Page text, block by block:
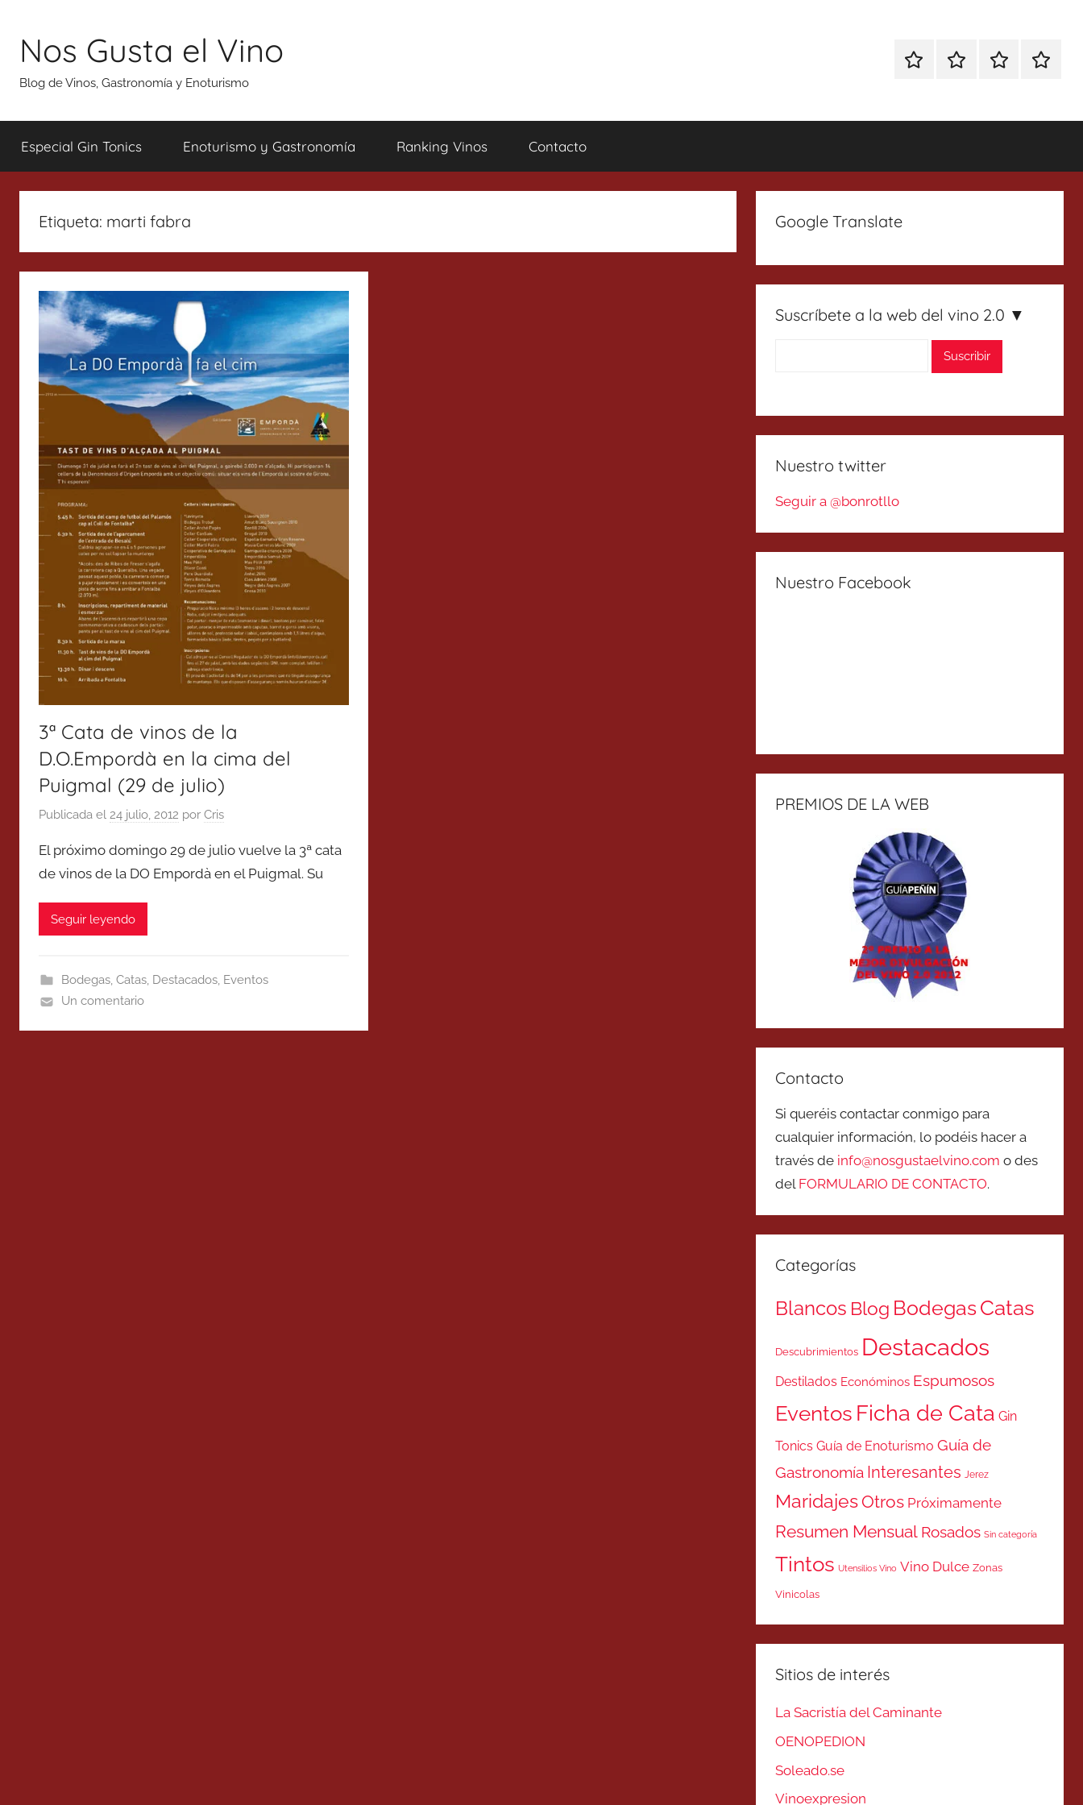
contenido
Nos Gusta el Vino
Blog de Vinos, Gastronomía y Enoturismo
EspecialEnoturismoRanking
Especial Gin Tonics Enoturismo y Gastronomía Ranking Vinos Contacto
Etiqueta: marti fabra
3ª Cata de vinos de la
D.O.Empordà en la cima del
Puigmal (29 de julio)
Publicada el 24 julio, 2012 por Cris
El próximo domingo 29 de julio vuelve la 3ª cata
de vinos de la DO Empordà en el Puigmal. Su
Seguir leyendo
Bodegas, Catas, Destacados, Eventos
Un comentario
Google Translate
Suscríbete a la web del vino 2.0 ▼
Nuestro twitter
Seguir a @bonrotllo
Nuestro Facebook
PREMIOS DE LA WEB
Contacto
Si queréis contactar conmigo para
cualquier información, lo podéis hacer a
través de info@nosgustaelvino.com o des
del FORMULARIO DE CONTACTO.
Categorías
Blancos Blog BodegasCatas
Descubrimientos Destacados
Destilados Económinos Espumosos
Eventos Ficha de Cata Gin
Tonics Guía de Enoturismo Guía de
Gastronomía Interesantes Jerez
MaridajesOtros Próximamente
Resumen Mensual Rosados Sin categoría
Tintos Utensilios Vino Vino Dulce Zonas
Vinicolas
Sitios de interés
La Sacristía del Caminante
OENOPEDION
Soleado.se
Vinoexpresion